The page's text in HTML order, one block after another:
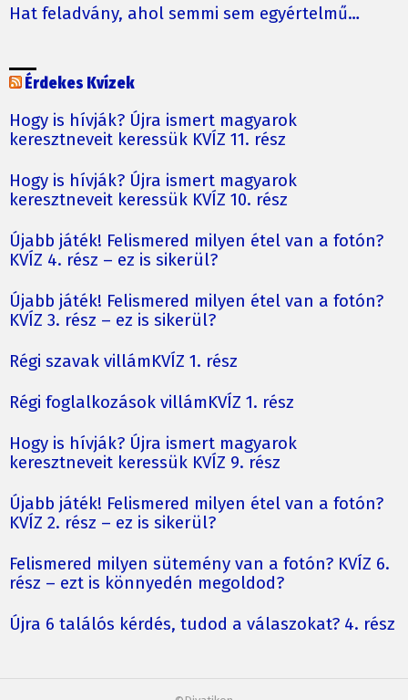
Hat feladvány, ahol semmi sem egyértelmű…
Érdekes Kvízek
Hogy is hívják? Újra ismert magyarok
keresztneveit keressük KVÍZ 11. rész
Hogy is hívják? Újra ismert magyarok
keresztneveit keressük KVÍZ 10. rész
Újabb játék! Felismered milyen étel van a fotón?
KVÍZ 4. rész – ez is sikerül?
Újabb játék! Felismered milyen étel van a fotón?
KVÍZ 3. rész – ez is sikerül?
Régi szavak villámKVÍZ 1. rész
Régi foglalkozások villámKVÍZ 1. rész
Hogy is hívják? Újra ismert magyarok
keresztneveit keressük KVÍZ 9. rész
Újabb játék! Felismered milyen étel van a fotón?
KVÍZ 2. rész – ez is sikerül?
Felismered milyen sütemény van a fotón? KVÍZ 6.
rész – ezt is könnyedén megoldod?
Újra 6 találós kérdés, tudod a válaszokat? 4. rész